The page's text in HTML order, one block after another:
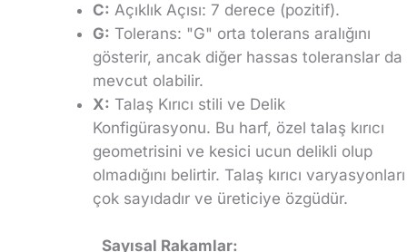
C: Açıklık Açısı: 7 derece (pozitif).
G: Tolerans: "G" orta tolerans aralığını
gösterir, ancak diğer hassas toleranslar da
mevcut olabilir.
X: Talaş Kırıcı stili ve Delik
Konfigürasyonu. Bu harf, özel talaş kırıcı
geometrisini ve kesici ucun delikli olup
olmadığını belirtir. Talaş kırıcı varyasyonları
çok sayıdadır ve üreticiye özgüdür.
Sayısal Rakamlar: